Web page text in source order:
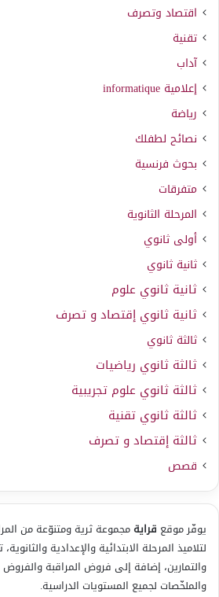
اقتصاد وتصرف
تقنية
آداب
إعلامية informatique
رياضة
نصائح لطفلك
بحوث فرنسية
متفرقات
المرحلة الثانوية
أولى ثانوي
ثانية ثانوي
ثانية ثانوي علوم
ثانية ثانوي إقتصاد و تصرف
ثالثة ثانوي
ثالثة ثانوي رياضيات
ثالثة ثانوي علوم تجريبية
ثالثة ثانوي تقنية
ثالثة إقتصاد و تصرف
قصص
يوفّر موقع قرايةمجموعة ثرية ومتنوّعة من
لتلاميذ المرحلة الابتدائية والإعدادية
والتمارين، إضافة إلى فروض المراقبة والفروض
والملخّصات لجميع المستويات الدراسية.